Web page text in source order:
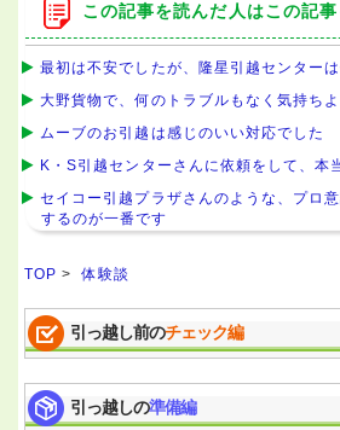
この記事を読んだ人はこの記
最初は不安でしたが、隆星引越センター
大野貨物で、何のトラブルもなく気持ち
ムーブのお引越は感じのいい対応でした
K・S引越センターさんに依頼をして、本
セイコー引越プラザさんのような、プロ
するのが一番です
TOP >体験談
引っ越し前のチェック編
引っ越しの準備編